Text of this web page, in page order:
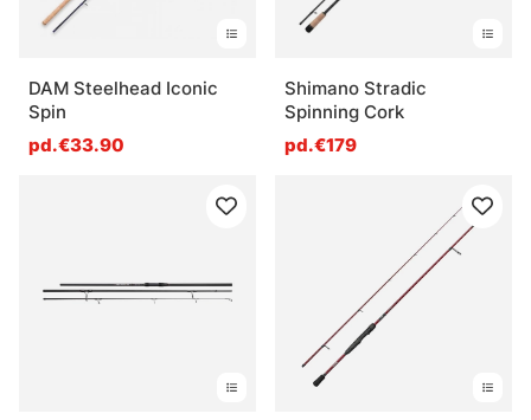
DAM Steelhead Iconic
Spin
pd.€33.90
Shimano Stradic
Spinning Cork
pd.€179